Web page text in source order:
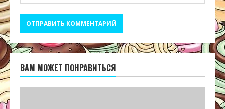
ВАМ МОЖЕТ ПОНРАВИТЬСЯ